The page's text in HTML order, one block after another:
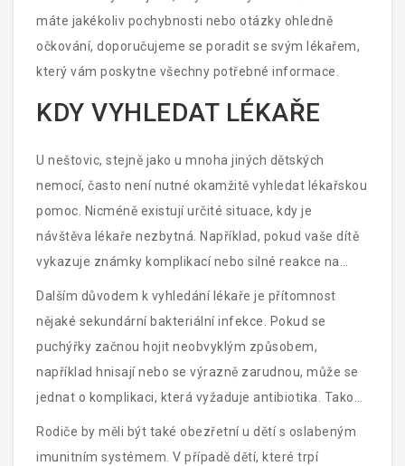
máte jakékoliv pochybnosti nebo otázky ohledně
očkování, doporučujeme se poradit se svým lékařem,
který vám poskytne všechny potřebné informace.
KDY VYHLEDAT LÉKAŘE
U neštovic, stejně jako u mnoha jiných dětských
nemocí, často není nutné okamžitě vyhledat lékařskou
pomoc. Nicméně existují určité situace, kdy je
návštěva lékaře nezbytná. Například, pokud vaše dítě
vykazuje známky komplikací nebo silné reakce na
infekci, rozhodně co nejdříve kontaktujte dětského
lékaře. Mezi tyto známky mohou patřit velmi vysoká
horečka, obtížné dýchání, zmatenost, neustávající
bolest hlavy nebo silná bolest břicha.
Dalším důvodem k vyhledání lékaře je přítomnost
nějaké sekundární bakteriální infekce. Pokud se
puchýřky začnou hojit neobvyklým způsobem,
například hnisají nebo se výrazně zarudnou, může se
jednat o komplikaci, která vyžaduje antibiotika. Taková
sekundární infekce je celkem běžná, ačkoli ne každý
případ neštovic ji způsobuje.
Rodiče by měli být také obezřetní u dětí s oslabeným
imunitním systémem. V případě dětí, které trpí